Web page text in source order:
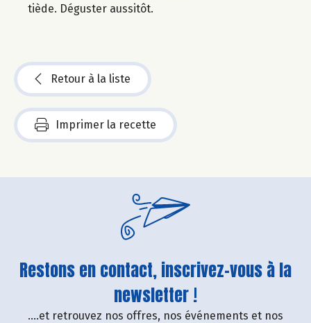
tiède. Déguster aussitôt.
Retour à la liste
Imprimer la recette
Restons en contact, inscrivez-vous à la
newsletter !
....et retrouvez nos offres, nos événements et nos